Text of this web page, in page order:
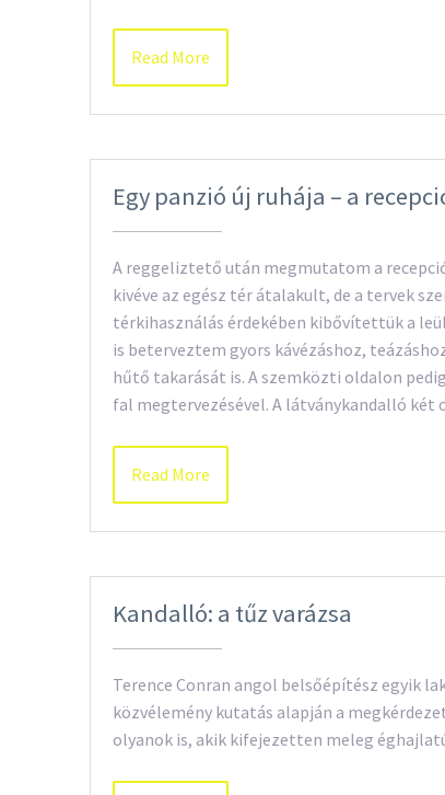
Read More
Egy panzió új ruhája – a
A reggeliztető után megmutatom a
kivéve az egész tér átalakult, de a tervek
térkihasználás érdekében kibővítettük a
is beterveztem gyors kávézáshoz,
hűtő takarását is. A szemközti oldalon
fal megtervezésével. A látványkandalló
Read More
Kandalló: a tűz varázsa
Terence Conran angol belsőépítész egyik
közvélemény kutatás alapján a
olyanok is, akik kifejezetten meleg